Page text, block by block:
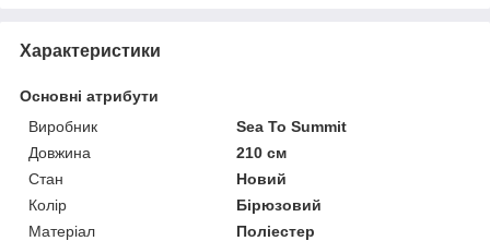
Характеристики
Основні атрибути
Виробник
Sea To Summit
Довжина
210 см
Стан
Новий
Колір
Бірюзовий
Матеріал
Поліестер